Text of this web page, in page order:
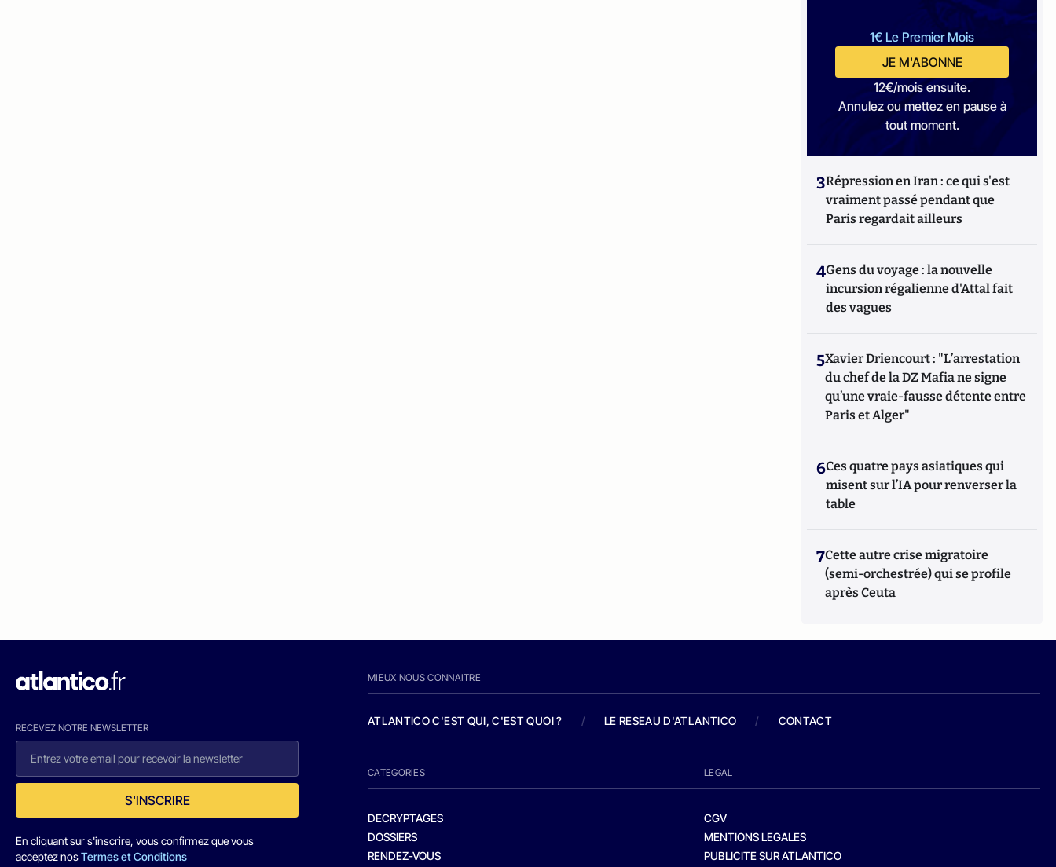
1€ Le Premier Mois
JE M'ABONNE
12€/mois ensuite.
Annulez ou mettez en pause à
tout moment.
3Répression en Iran : ce qui s'est
vraiment passé pendant que
Paris regardait ailleurs
4Gens du voyage : la nouvelle
incursion régalienne d'Attal fait
des vagues
5Xavier Driencourt : "L’arrestation
du chef de la DZ Mafia ne signe
qu’une vraie-fausse détente entre
Paris et Alger"
6Ces quatre pays asiatiques qui
misent sur l’IA pour renverser la
table
7Cette autre crise migratoire
(semi-orchestrée) qui se profile
après Ceuta
RECEVEZ NOTRE NEWSLETTER
S'INSCRIRE
En cliquant sur s'inscrire, vous confirmez que vous
acceptez nosTermes et Conditions
MIEUX NOUS CONNAITRE
ATLANTICO C'EST QUI, C'EST QUOI ? / LE RESEAU D'ATLANTICO / CONTACT
CATEGORIES
DECRYPTAGES
DOSSIERS
RENDEZ-VOUS
LEGAL
CGV
MENTIONS LEGALES
PUBLICITE SUR ATLANTICO